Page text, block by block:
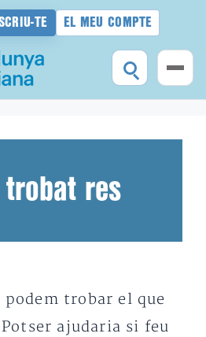
TE EL MEU COMPTE
trobat res
podem trobar el que
ajudaria si feu